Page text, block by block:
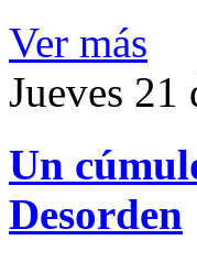
Ver más
Jueves 21
Un
Desorden